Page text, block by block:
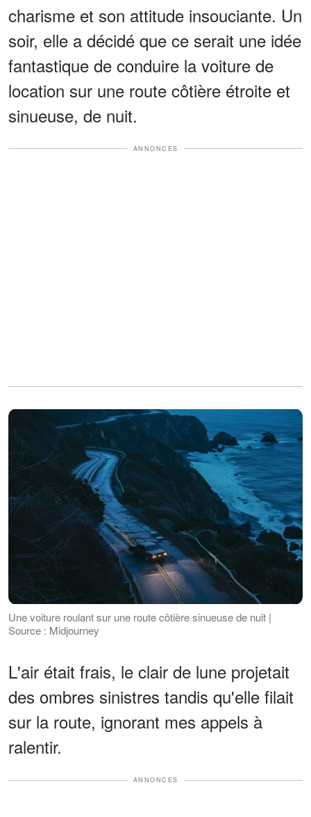
charisme et son attitude insouciante. Un
soir, elle a décidé que ce serait une idée
fantastique de conduire la voiture de
location sur une route côtière étroite et
sinueuse, de nuit.
ANNONCES
Une voiture roulant sur une route côtière sinueuse de nuit |
Source : Midjourney
L'air était frais, le clair de lune projetait
des ombres sinistres tandis qu'elle filait
sur la route, ignorant mes appels à
ralentir.
ANNONCES